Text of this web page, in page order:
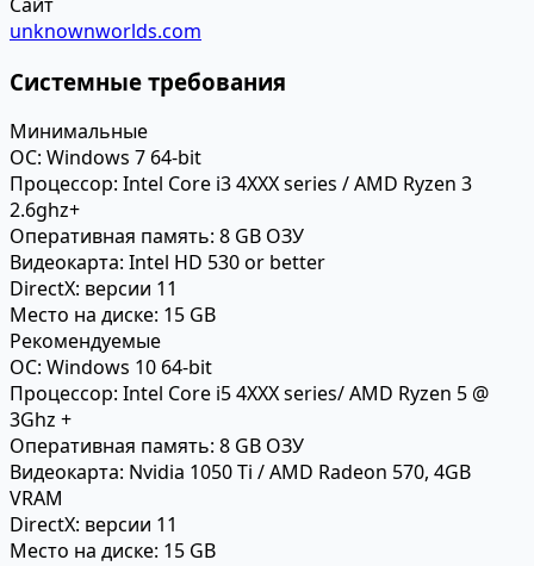
unknownworlds.com
Системные требования
Минимальные
ОС: Windows 7 64-bit
Процессор: Intel Core i3 4XXX series / AMD Ryzen 3
2.6ghz+
Оперативная память: 8 GB ОЗУ
Видеокарта: Intel HD 530 or better
DirectX: версии 11
Место на диске: 15 GB
Рекомендуемые
ОС: Windows 10 64-bit
Процессор: Intel Core i5 4XXX series/ AMD Ryzen 5 @
3Ghz +
Оперативная память: 8 GB ОЗУ
Видеокарта: Nvidia 1050 Ti / AMD Radeon 570, 4GB
VRAM
DirectX: версии 11
Место на диске: 15 GB